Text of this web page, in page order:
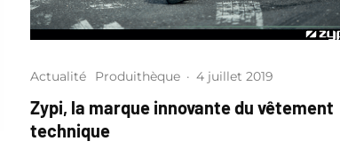
Actualité Produithèque · 4 juillet 2019
Zypi, la marque innovante du vêtement
technique